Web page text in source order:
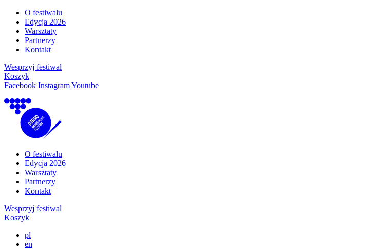
O festiwalu
Edycja 2026
Warsztaty
Partnerzy
Kontakt
Wesprzyj festiwal
Koszyk
Facebook InstagramYoutube
O festiwalu
Edycja 2026
Warsztaty
Partnerzy
Kontakt
Wesprzyj festiwal
Koszyk
pl
en